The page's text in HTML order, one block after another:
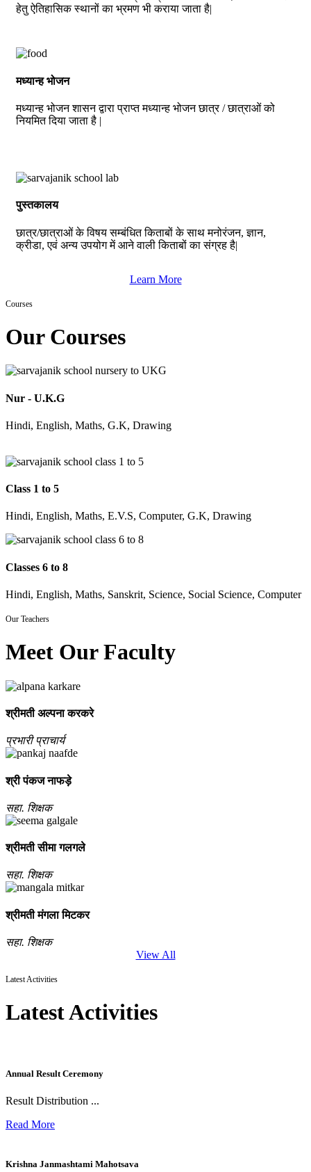
हेतु ऐतिहासिक स्थानों का भ्रमण भी कराया जाता है|
मध्यान्ह भोजन
मध्यान्ह भोजन शासन द्वारा प्राप्त मध्यान्ह भोजन छात्र / छात्राओं को
नियमित दिया जाता है |
पुस्तकालय
छात्र/छात्राओं के विषय सम्बंधित किताबों के साथ मनोरंजन, ज्ञान,
क्रीडा, एवं अन्य उपयोग में आने वाली किताबों का संग्रह है|
Learn More
Courses
Our Courses
Nur - U.K.G
Hindi, English, Maths, G.K, Drawing
Class 1 to 5
Hindi, English, Maths, E.V.S, Computer, G.K, Drawing
Classes 6 to 8
Hindi, English, Maths, Sanskrit, Science, Social Science, Computer
Our Teachers
Meet Our Faculty
श्रीमती अल्‍पना करकरे
प्रभारी प्राचार्य
श्री पंकज नाफड़े
सहा. शिक्षक
श्रीमती सीमा गलगले
सहा. शिक्षक
श्रीमती मंगला मिटकर
सहा. शिक्षक
View All
Latest Activities
Latest Activities
Annual Result Ceremony
Result Distribution ...
Read More
Krishna Janmashtami Mahotsava